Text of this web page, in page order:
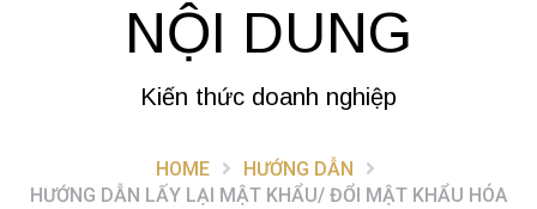
NỘI DUNG
Kiến thức doanh nghiệp
HOME
HƯỚNG DẪN
HƯỚNG DẪN LẤY LẠI MẬT KHẨU/ ĐỔI MẬT KHẨU HÓA